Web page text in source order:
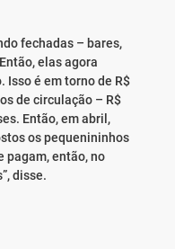
fechadas – bares,
elas agora
é em torno de R$
de circulação – R$
Então, em abril,
os pequenininhos
pagam, então, no
disse.